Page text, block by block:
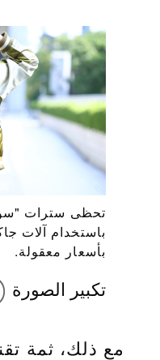
تحظى سترات
باستخدام آلات
بأسعار معقولة.
تكبير الصورة
مع ذلك، ثمة